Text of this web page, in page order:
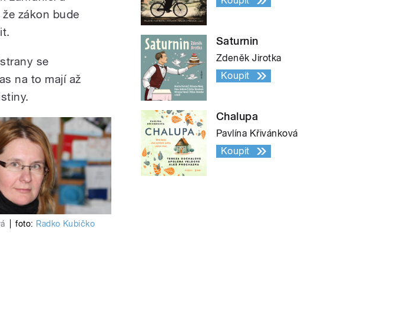
zákon bude
se
na to mají až
foto: Radko Kubičko
Saturnin
Zdeněk Jirotka
Koupit
Chalupa
Pavlína Křivánková
Koupit